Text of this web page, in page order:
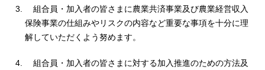
組合員・加入者の皆さまに農業共済事業及び農業経営収入
保険事業の仕組みやリスクの内容など重要な事項を十分に理
解していただくよう努めます。
組合員・加入者の皆さまに対する加入推進のための方法及